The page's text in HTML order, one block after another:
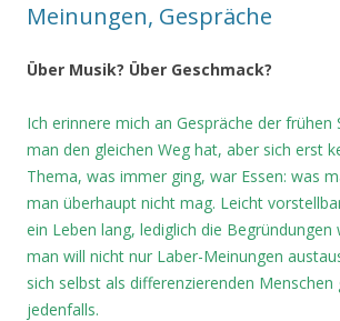
Meinungen, Gespräche
Über Musik? Über Geschmack?
Ich erinnere mich an Gespräche der frühen
man den gleichen Weg hat, aber sich erst
Thema, was immer ging, war Essen: was
man überhaupt nicht mag. Leicht
ein Leben lang, lediglich die Begründungen
man will nicht nur Laber-Meinungen
sich selbst als differenzierenden Menschen
jedenfalls.